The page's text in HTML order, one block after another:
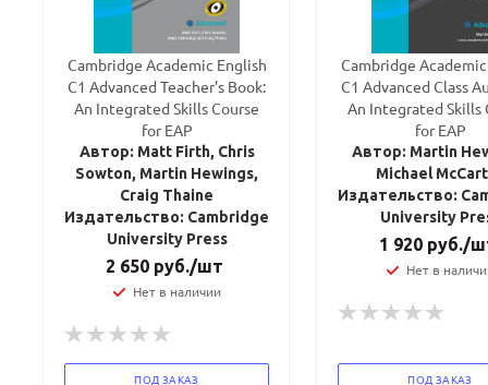
Cambridge Academic English
C1 Advanced Teacher's Book:
An Integrated Skills Course
for EAP
Автор: Matt Firth, Chris
Sowton, Martin Hewings,
Craig Thaine
Издательство: Cambridge
University Press
2 650 руб./шт
Нет в наличии
ПОД ЗАКАЗ
Cambridge
C1 Advanced Class
An Integrated Skills
for EAP
Автор: Martin
Michael
Издательство:
University
1 920 руб./
Нет в
ПОД ЗАКАЗ